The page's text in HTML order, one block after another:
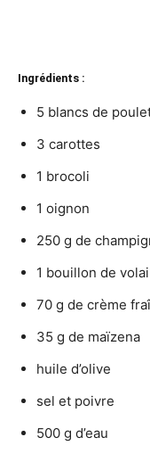
Ingrédients :
5 blancs de
3 carottes
1 brocoli
1 oignon
250 g de
1 bouillon de
70 g de crème
35 g de maïzena
huile d’olive
sel et poivre
500 g d’eau